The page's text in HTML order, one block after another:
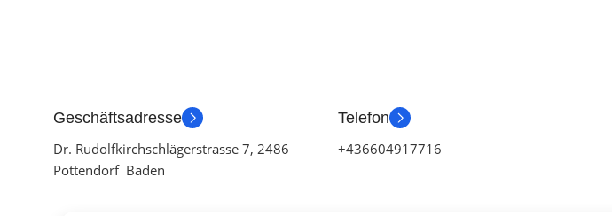
Geschäftsadresse
Dr. Rudolfkirchschlägerstrasse 7, 2486
Pottendorf Baden
Telefon
+436604917716